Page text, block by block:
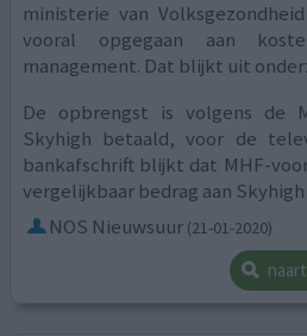
ministerie van
vooral opgegaan aan
management. Dat blijkt uit
De opbrengst is volgens de
Skyhigh betaald, voor de
bankafschrift blijkt dat MHF-
vergelijkbaar bedrag aan
NOS Nieuwsuur (21-01-2020)